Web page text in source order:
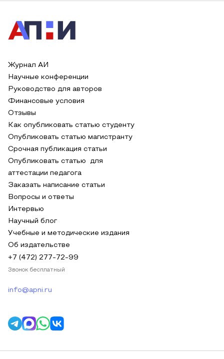
Журнал АИ
Научные конференции
Руководство для авторов
Финансовые условия
Отзывы
Как опубликовать статью студенту
Опубликовать статью магистранту
Срочная публикация статьи
Опубликовать статью для
аттестации педагога
Заказать написание статьи
Вопросы и ответы
Интервью
Научный блог
Учебные и методические издания
Об издательстве
+7 (472) 277-72-99
Звонок бесплатный
info@apni.ru